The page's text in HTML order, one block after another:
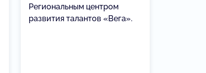
Региональным центром
развития талантов «Вега».